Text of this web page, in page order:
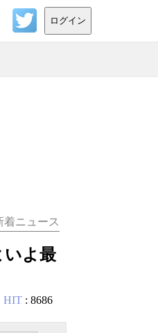
ログイン
着ニュース
いよ最
HIT : 8686